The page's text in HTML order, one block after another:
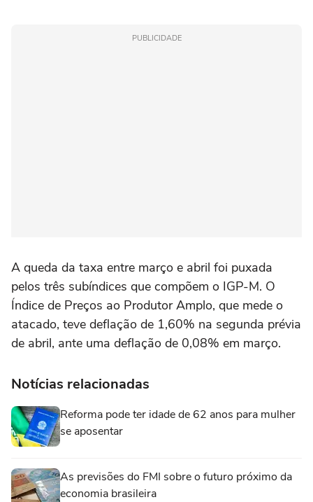
PUBLICIDADE
A queda da taxa entre março e abril foi puxada
pelos três subíndices que compõem o IGP-M. O
Índice de Preços ao Produtor Amplo, que mede o
atacado, teve deflação de 1,60% na segunda prévia
de abril, ante uma deflação de 0,08% em março.
Notícias relacionadas
Reforma pode ter idade de 62 anos para mulher
se aposentar
As previsões do FMI sobre o futuro próximo da
economia brasileira